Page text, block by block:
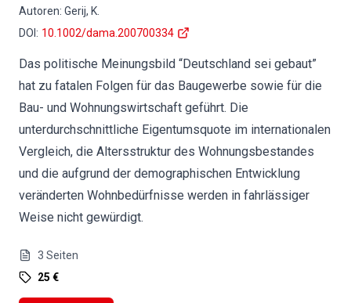
Autoren: Gerij, K.
DOI : 10.1002/dama.200700334
Das politische Meinungsbild “Deutschland sei gebaut”
hat zu fatalen Folgen für das Baugewerbe sowie für die
Bau- und Wohnungswirtschaft geführt. Die
unterdurchschnittliche Eigentumsquote im internationalen
Vergleich, die Altersstruktur des Wohnungsbestandes
und die aufgrund der demographischen Entwicklung
veränderten Wohnbedürfnisse werden in fahrlässiger
Weise nicht gewürdigt.
3 Seiten
25 €